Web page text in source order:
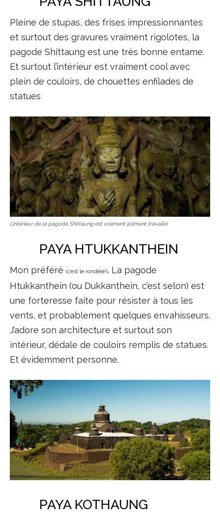
Pleine de stupas, des frises impressionnantes
et surtout des gravures vraiment rigolotes, la
pagode Shittaung est une très bonne entame.
Et surtout l’intérieur est vraiment cool avec
plein de couloirs, de chouettes enfilades de
statues
L’intérieur de la pagoda Shittaung est vraiment joliment travaillé
PAYA HTUKKANTHEIN
Mon préféré (c’est le rondelé!). La pagode
Htukkanthein (ou Dukkanthein, c’est selon) est
une forteresse faite pour résister à tous les
vents, et probablement quelques envahisseurs.
J’adore son architecture et surtout son
intérieur, dédale de couloirs remplis de statues.
Et évidemment personne.
PAYA KOTHAUNG